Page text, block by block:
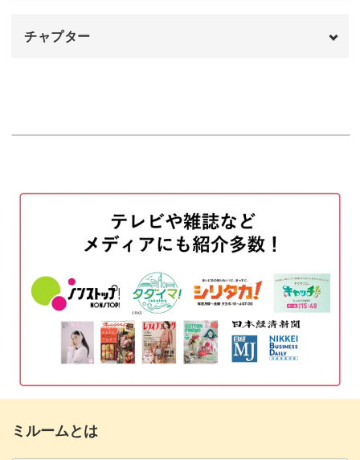
チャプター
引き出しに取っ手をつける
キャビネットの使用感を出す
完成♪ 22:17
おわりに
ミルームとは